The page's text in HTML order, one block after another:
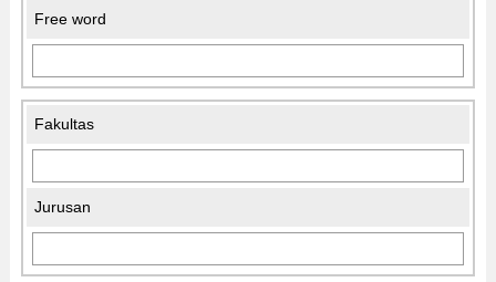
Free word
Fakultas
Jurusan